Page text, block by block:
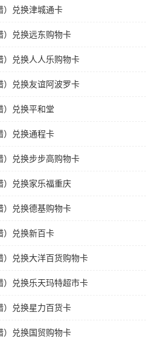
）兑换津城通卡
）兑换远东购物卡
）兑换人人乐购物卡
）兑换友谊阿波罗卡
）兑换平和堂
）兑换通程卡
）兑换步步高购物卡
）兑换家乐福重庆
）兑换德基购物卡
）兑换新百卡
）兑换大洋百货购物卡
）兑换乐天玛特超市卡
）兑换星力百货卡
）兑换国贸购物卡